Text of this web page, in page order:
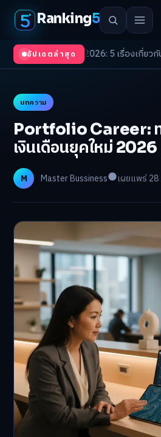
Ranking5
อัปเดตล่าสุด
2026: 5 เรื่องเกี่ยวกับการแพทย์ที่
บทความ
Portfolio Career:
เงินเดือนยุคใหม่ 2026
M Master Bussiness เผยแพร่ 28